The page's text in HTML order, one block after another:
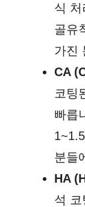
식 처
골유
가진
CA
코팅
빠릅
분들
HA
석